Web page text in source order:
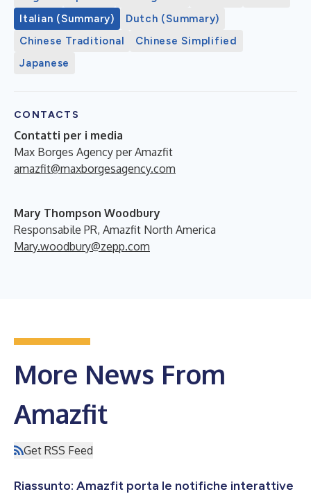
Italian (Summary)
Dutch (Summary)
Chinese Traditional
Chinese Simplified
Japanese
CONTACTS
Contatti per i media
Max Borges Agency per Amazfit
amazfit@maxborgesagency.com
Mary Thompson Woodbury
Responsabile PR, Amazfit North America
Mary.woodbury@zepp.com
More News From
Amazfit
Get RSS Feed
Riassunto: Amazfit porta le notifiche interattive